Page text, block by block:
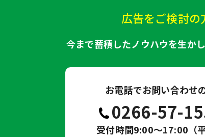
広告をご検討の
今まで蓄積したノウハウを生か
お電話でお問い合わせ
0266-57-
受付時間9:00～17:00（平